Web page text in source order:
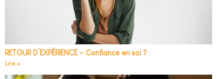
RETOUR D’EXPÉRIENCE – Confiance en soi ?
Lire »